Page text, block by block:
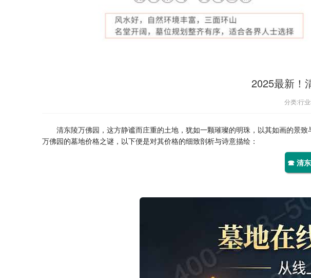
‌2025最新！
分类:行
清东陵万佛园 ，这方静谧而庄重的土地，犹如一颗璀璨的明珠，以其如画的景
万佛园的墓地价格之谜，以下便是对其价格的细致剖析与诗意描绘：
☎ 清